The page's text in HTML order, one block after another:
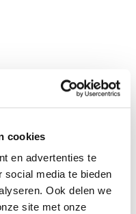
cookies
en advertenties te
social media te bieden
Ook delen we
site met onze